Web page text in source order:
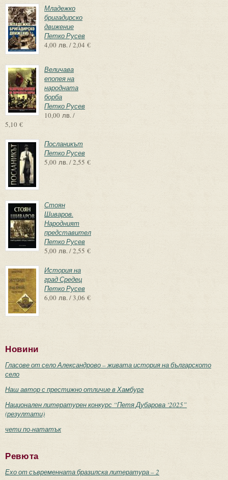
Младежко
бригадирско
движение
Петко Русев
4,00 лв. / 2,04 €
Величава
епопея на
народната
борба
Петко Русев
10,00 лв. /
5,10 €
Посланикът
Петко Русев
5,00 лв. / 2,55 €
Стоян
Шиваров.
Народният
представител
Петко Русев
5,00 лв. / 2,55 €
История на
град Средец
Петко Русев
6,00 лв. / 3,06 €
Новини
Гласове от село Александрово – живата история на българското
село
Наш автор с престижно отличие в Хамбург
Национален литературен конкурс “Петя Дубарова ‘2025”
(резултати)
чети по-нататък
Ревюта
Ехо от съвременната бразилска литература – 2